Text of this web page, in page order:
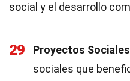
social y el desarrollo
29 Proyectos Sociales
sociales que